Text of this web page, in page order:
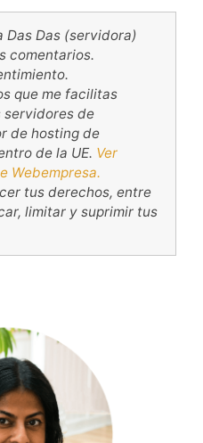
Das Das (servidora)
comentarios.
que me facilitas
servidores de
de hosting de
de la UE. Ver
Webempresa.
tus derechos, entre
limitar y suprimir tus